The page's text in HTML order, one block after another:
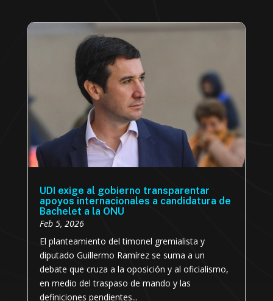
UDI exige al gobierno transparentar
apoyos internacionales a candidatura de
Bachelet a la ONU
Feb 5, 2026
El planteamiento del timonel gremialista y
diputado Guillermo Ramírez se suma a un
debate que cruza a la oposición y al oficialismo,
en medio del traspaso de mando y las
definiciones pendientes...